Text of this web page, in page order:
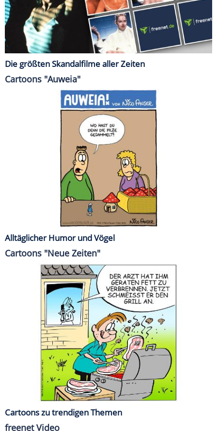
Die größten Skandalfilme aller Zeiten
Cartoons "Auweia"
Alltäglicher Humor und Vögel
Cartoons "Neue Zeiten"
Cartoons zu trendigen Themen
freenet Video